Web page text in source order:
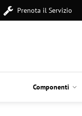
Prenota il Servizio
Componenti